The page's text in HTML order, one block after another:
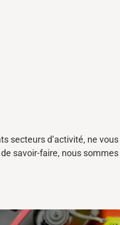
secteurs d’activité, ne vous
de savoir-faire, nous sommes